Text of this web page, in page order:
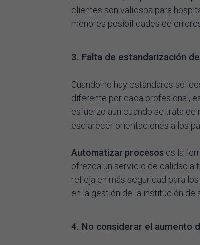
clientes son valiosos para
menores posibilidades de
3. Falta de estandarización
Cuando no hay estándares
diferente por cada profesional,
esfuerzo aun cuando se trata
esclarecer orientaciones a los
Automatizar procesos es la
ofrezca un servicio de calidad a
refleja en más seguridad para
en la gestión de la institución de
4. No considerar el aumento